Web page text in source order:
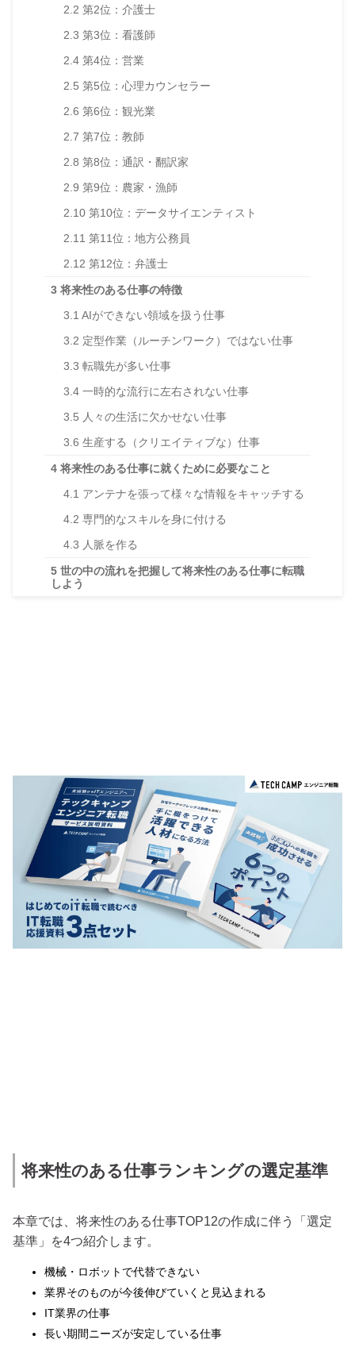
2.2 第2位：介護士
2.3 第3位：看護師
2.4 第4位：営業
2.5 第5位：心理カウンセラー
2.6 第6位：観光業
2.7 第7位：教師
2.8 第8位：通訳・翻訳家
2.9 第9位：農家・漁師
2.10 第10位：データサイエンティスト
2.11 第11位：地方公務員
2.12 第12位：弁護士
3 将来性のある仕事の特徴
3.1 AIができない領域を扱う仕事
3.2 定型作業（ルーチンワーク）ではない仕事
3.3 転職先が多い仕事
3.4 一時的な流行に左右されない仕事
3.5 人々の生活に欠かせない仕事
3.6 生産する（クリエイティブな）仕事
4 将来性のある仕事に就くために必要なこと
4.1 アンテナを張って様々な情報をキャッチする
4.2 専門的なスキルを身に付ける
4.3 人脈を作る
5 世の中の流れを把握して将来性のある仕事に転職
しよう
将来性のある仕事ランキングの選定基準
本章では、将来性のある仕事TOP12の作成に伴う「選定
基準」を4つ紹介します。
機械・ロボットで代替できない
業界そのものが今後伸びていくと見込まれる
IT業界の仕事
長い期間ニーズが安定している仕事